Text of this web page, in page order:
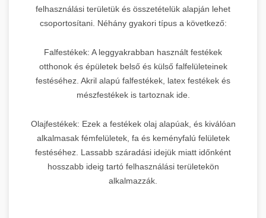
felhasználási területük és összetételük alapján lehet
csoportosítani. Néhány gyakori típus a következő:
Falfestékek: A leggyakrabban használt festékek
otthonok és épületek belső és külső falfelületeinek
festéséhez. Akril alapú falfestékek, latex festékek és
mészfestékek is tartoznak ide.
Olajfestékek: Ezek a festékek olaj alapúak, és kiválóan
alkalmasak fémfelületek, fa és keményfalú felületek
festéséhez. Lassabb száradási idejük miatt időnként
hosszabb ideig tartó felhasználási területekön
alkalmazzák.